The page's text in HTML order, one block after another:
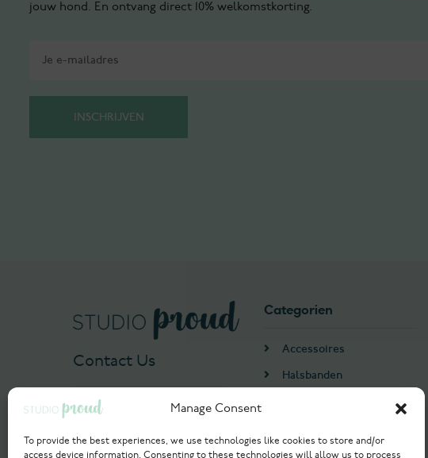
Manage Consent
To provide the best experiences, we use technologies like cookies to store and/or
access device information. Consenting to these technologies will allow us to process
jouw hond. En ontvang direct 10% welkomstkorting.
Contact Us
+31 655552993
Categorien
Accessoires
Halsbanden
Hondenmanden